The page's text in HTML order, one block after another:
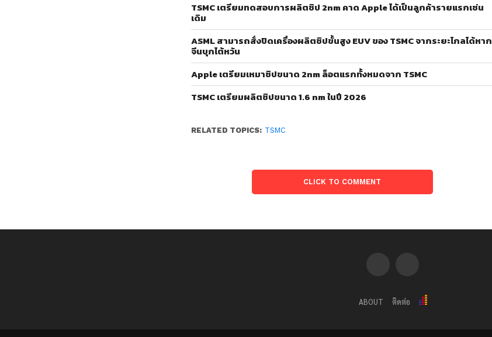
TSMC เตรียมทดสอบการผลิตชิป 2nm คาด Apple ได้เป็นลูกค้ารายแรกเช่น
เดิม
ASML สามารถสั่งปิดเครื่องผลิตชิปขั้นสูง EUV ของ TSMC จากระยะไกลได้หาก
จีนบุกไต้หวัน
Apple เตรียมเหมาชิปขนาด 2nm ล็อตแรกทั้งหมดจาก TSMC
TSMC เตรียมผลิตชิปขนาด 1.6 nm ในปี 2026
RELATED TOPICS: TSMC
CLICK TO COMMENT
ABOUT ติดต่อ